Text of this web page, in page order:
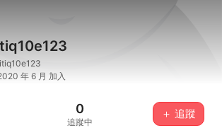
年 6 月 加入
0
追蹤中
＋ 追蹤